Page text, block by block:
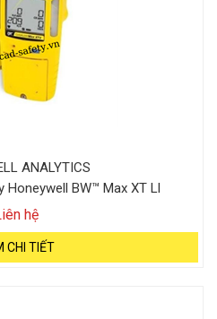
ANALYTICS
Honeywell BW™ Max XT Ll
hệ
CHI TIẾT